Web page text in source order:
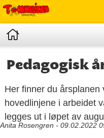
Pedagogisk
Her finner du årsplanen
hovedlinjene i arbeidet
legges ut i løpet av
Anita Rosengren - 09.02.2022